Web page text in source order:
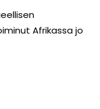
Afrikassa jo